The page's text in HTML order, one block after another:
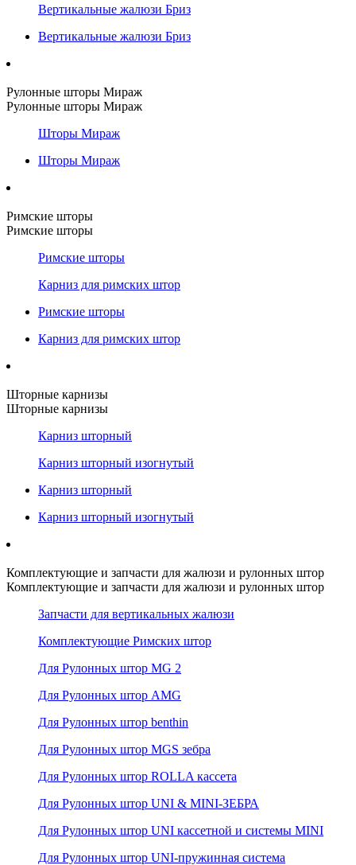
Вертикальные жалюзи Бриз
Вертикальные жалюзи Бриз
Рулонные шторы Мираж
Рулонные шторы Мираж
Шторы Мираж
Шторы Мираж
Римские шторы
Римские шторы
Римские шторы
Карниз для римских штор
Римские шторы
Карниз для римских штор
Шторные карнизы
Шторные карнизы
Карниз шторный
Карниз шторный изогнутый
Карниз шторный
Карниз шторный изогнутый
Комплектующие и запчасти для жалюзи и рулонных штор
Комплектующие и запчасти для жалюзи и рулонных штор
Запчасти для вертикальных жалюзи
Комплектующие Римских штор
Для Рулонных штор MG 2
Для Рулонных штор AMG
Для Рулонных штор benthin
Для Рулонных штор MGS зебра
Для Рулонных штор ROLLA кассета
Для Рулонных штор UNI & MINI-ЗЕБРА
Для Рулонных штор UNI кассетной и системы MINI
Для Рулонных штор UNI-пружинная система